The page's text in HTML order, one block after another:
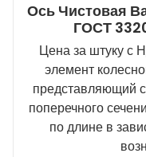
Ось Чистовая
ГОСТ
Цена за штуку с
элемент
представляющий
поперечного
по длине в